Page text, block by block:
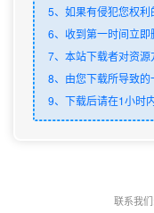
5、如果有侵犯您权
6、收到第一时间立
7、本站下载者对资
8、由您下载所导致
9、下载后请在1小时
联系我们: